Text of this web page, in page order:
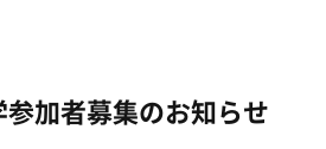
加者募集のお知らせ